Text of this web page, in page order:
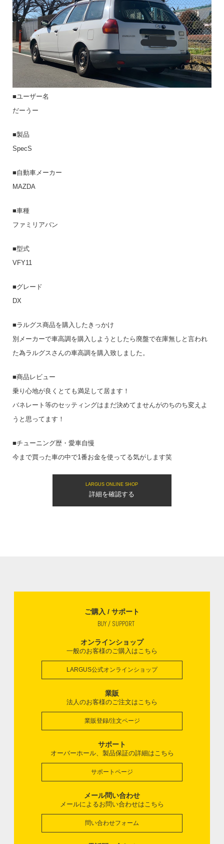
■ユーザー名
だーうー
■製品
SpecS
■自動車メーカー
MAZDA
■車種
ファミリアバン
■型式
VFY11
■グレード
DX
■ラルグス商品を購入したきっかけ
別メーカーで車高調を購入しようとしたら廃盤で在庫無しと言われ
た為ラルグスさんの車高調を購入致しました。
■商品レビュー
乗り心地が良くとても満足して居ます！
バネレート等のセッティングはまだ決めてませんがのちのち変えよ
うと思ってます！
■チューニング歴・愛車自慢
今まで買った車の中で1番お金を使ってる気がします笑
LARGUS ONLINE SHOP
詳細を確認する
ご購入 / サポート
BUY / SUPPORT
オンラインショップ
一般のお客様のご購入はこちら
LARGUS公式オンラインショップ
業販
法人のお客様のご注文はこちら
業販登録/注文ページ
サポート
オーバーホール、製品保証の詳細はこちら
サポートページ
メール問い合わせ
メールによるお問い合わせはこちら
問い合わせフォーム